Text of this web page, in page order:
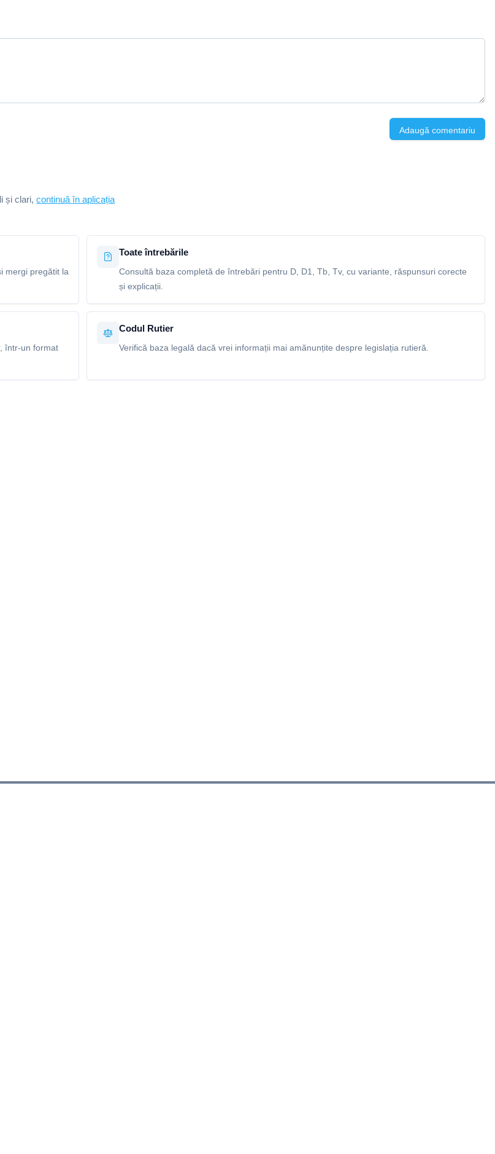
Adaugă comentariu
și clari, continuă în aplicația
mergi pregătit la
Toate întrebările
Consultă baza completă de întrebări pentru D, D1, Tb, Tv, cu variante, răspunsuri corecte
și explicații.
într-un format
Codul Rutier
Verifică baza legală dacă vrei informații mai amănunțite despre legislația rutieră.